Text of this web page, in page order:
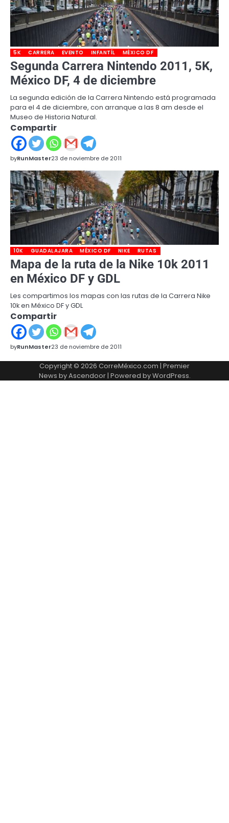
5K CARRERA EVENTO INFANTÍL MÉXICO DF
Segunda Carrera Nintendo 2011, 5K,
México DF, 4 de diciembre
La segunda edición de la Carrera Nintendo está programada
para el 4 de diciembre, con arranque a las 8 am desde el
Museo de Historia Natural.
Compartir
byRunMaster23 de noviembre de 2011
10K GUADALAJARA MÉXICO DF NIKE RUTAS
Mapa de la ruta de la Nike 10k 2011
en México DF y GDL
Les compartimos los mapas con las rutas de la Carrera Nike
10k en México DF y GDL
Compartir
byRunMaster23 de noviembre de 2011
Copyright © 2026 CorreMéxico.com | Premier
News byAscendoor| Powered byWordPress.